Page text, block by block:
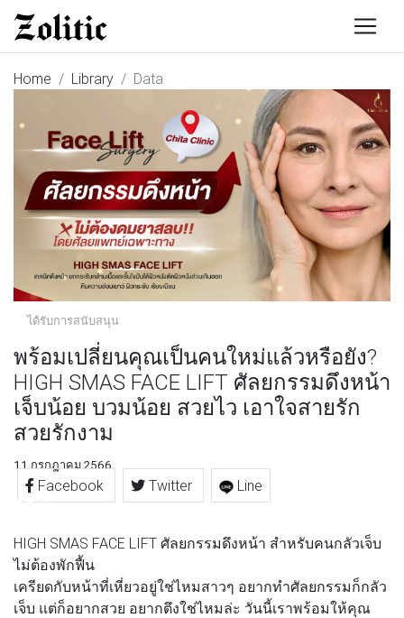
Home Library Data
ได้รับการสนับสนุน
พร้อมเปลี่ยนคุณเป็นคนใหม่แล้วหรือยัง?
HIGH SMAS FACE LIFT ศัลยกรรมดึงหน้า
เจ็บน้อย บวมน้อย สวยไว เอาใจสายรัก
สวยรักงาม
11 กรกฎาคม 2566
Facebook Twitter Line
HIGH SMAS FACE LIFT ศัลยกรรมดึงหน้า สำหรับคนกลัวเจ็บ
ไม่ต้องพักฟื้น
เครียดกับหน้าที่เหี่ยวอยู่ใช่ไหมสาวๆ อยากทำศัลยกรรมก็กลัว
เจ็บ แต่ก็อยากสวย อยากตึงใช่ไหมล่ะ วันนี้เราพร้อมให้คุณ